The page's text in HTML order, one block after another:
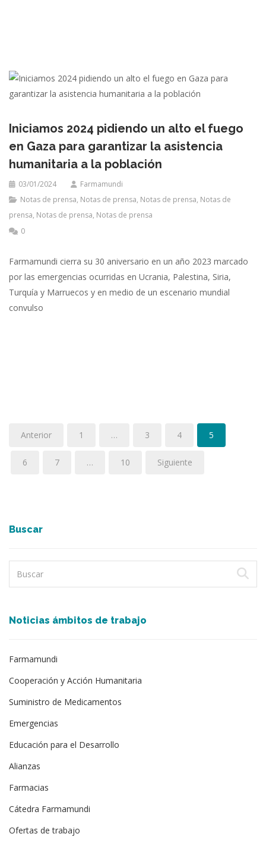
Iniciamos 2024 pidiendo un alto el fuego
en Gaza para garantizar la asistencia
humanitaria a la población
03/01/2024
Farmamundi
Notas de prensa, Notas de prensa, Notas de prensa, Notas de
prensa, Notas de prensa, Notas de prensa
0
Farmamundi cierra su 30 aniversario en un año 2023 marcado
por las emergencias ocurridas en Ucrania, Palestina, Siria,
Turquía y Marruecos y en medio de un escenario mundial
convulso
Anterior 1 … 3 4 5
6 7 … 10 Siguiente
Buscar
Noticias ámbitos de trabajo
Farmamundi
Cooperación y Acción Humanitaria
Suministro de Medicamentos
Emergencias
Educación para el Desarrollo
Alianzas
Farmacias
Cátedra Farmamundi
Ofertas de trabajo